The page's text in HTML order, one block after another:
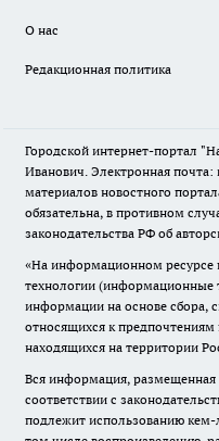
О нас
Редакционная политика
Городской интернет-портал
Иванович. Электронная
материалов новостного
обязательна, в противном
законодательства РФ об
«На информационном ресурсе
технологии (информационные
информации на основе сбора,
относящихся к предпочтениям
находящихся на территории
Вся информация, размещенная
соответствии с
подлежит использованию